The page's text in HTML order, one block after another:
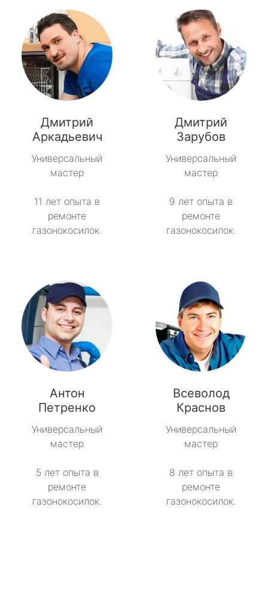
Дмитрий
Аркадьевич
Универсальный
мастер
11 лет опыта в
ремонте
газонокосилок.
Дмитрий
Зарубов
Универсальный
мастер
9 лет опыта в
ремонте
газонокосилок.
Антон
Петренко
Универсальный
мастер
5 лет опыта в
ремонте
газонокосилок.
Всеволод
Краснов
Универсальный
мастер
8 лет опыта в
ремонте
газонокосилок.